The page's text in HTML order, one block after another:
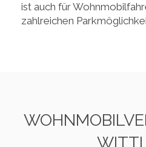
ist auch für
zahlreichen